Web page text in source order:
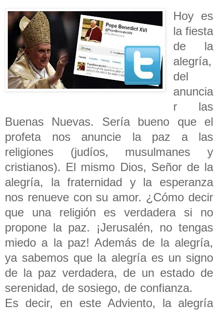
Hoy es
la fiesta
de la
alegría,
del
anuncia
r las
Buenas Nuevas. Sería bueno que el
profeta nos anuncie la paz a las
religiones (judíos, musulmanes y
cristianos). El mismo Dios, Señor de la
alegría, la fraternidad y la esperanza
nos renueve con su amor. ¿Cómo decir
que una religión es verdadera si no
propone la paz. ¡Jerusalén, no tengas
miedo a la paz! Además de la alegría,
ya sabemos que la alegría es un signo
de la paz verdadera, de un estado de
serenidad, de sosiego, de confianza.
Es decir, en este Adviento, la alegría